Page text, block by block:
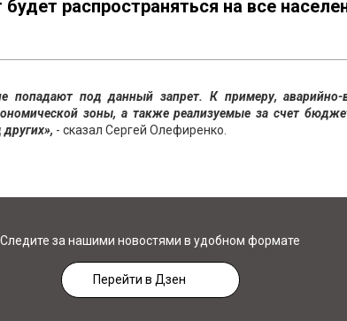
распространяться на все
попадают под данный запрет. К примеру, аварийно-
зоны, а также реализуемые за счет
- сказал Сергей Олефиренко.
Следите за нашими новостями в удобном формате
Перейти в Дзен